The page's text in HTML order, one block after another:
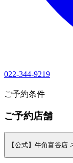
022-344-9219
ご予約条件
ご予約店舗
【公式】牛角富谷店